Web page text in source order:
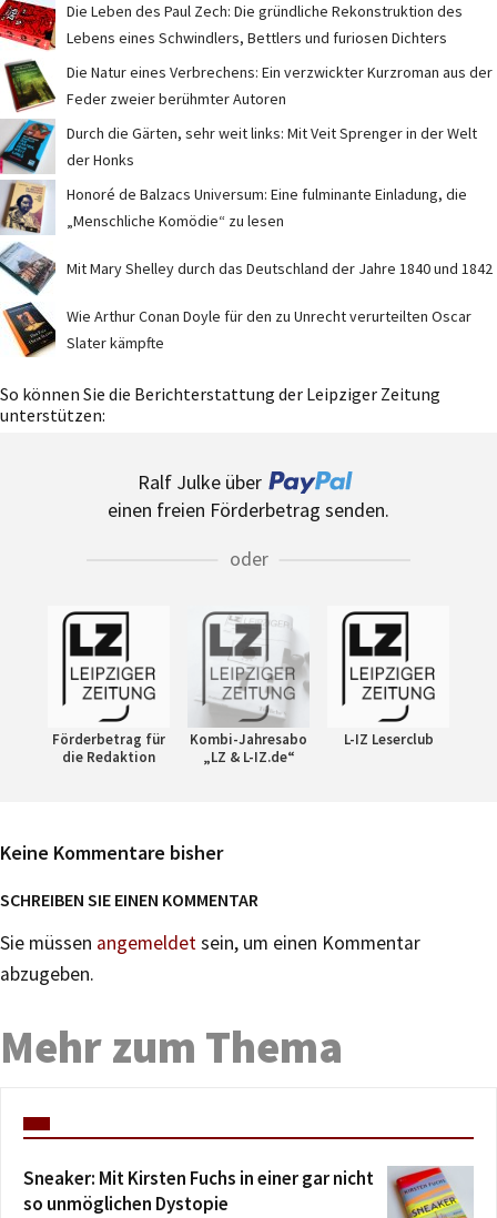
Die Leben des Paul Zech: Die gründliche Rekonstruktion des
Lebens eines Schwindlers, Bettlers und furiosen Dichters
Die Natur eines Verbrechens: Ein verzwickter Kurzroman aus der
Feder zweier berühmter Autoren
Durch die Gärten, sehr weit links: Mit Veit Sprenger in der Welt
der Honks
Honoré de Balzacs Universum: Eine fulminante Einladung, die
„Menschliche Komödie“ zu lesen
Mit Mary Shelley durch das Deutschland der Jahre 1840 und 1842
Wie Arthur Conan Doyle für den zu Unrecht verurteilten Oscar
Slater kämpfte
So können Sie die Berichterstattung der Leipziger Zeitung
unterstützen:
Ralf Julke über
einen freien Förderbetrag senden.
oder
Förderbetrag für
die Redaktion
Kombi-Jahresabo
„LZ & L-IZ.de“
L-IZ Leserclub
Keine Kommentare bisher
SCHREIBEN SIE EINEN KOMMENTAR
Sie müssen angemeldetsein, um einen Kommentar
abzugeben.
Mehr zum Thema
Sneaker: Mit Kirsten Fuchs in einer gar nicht
so unmöglichen Dystopie